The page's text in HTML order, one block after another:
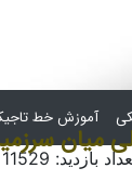
میان
آموزش خط
بازدید: 11529